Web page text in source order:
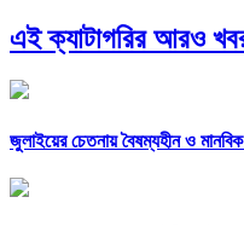
এই ক্যাটাগরির আরও
জুলাইয়ের চেতনায় বৈষম্যহীন ও